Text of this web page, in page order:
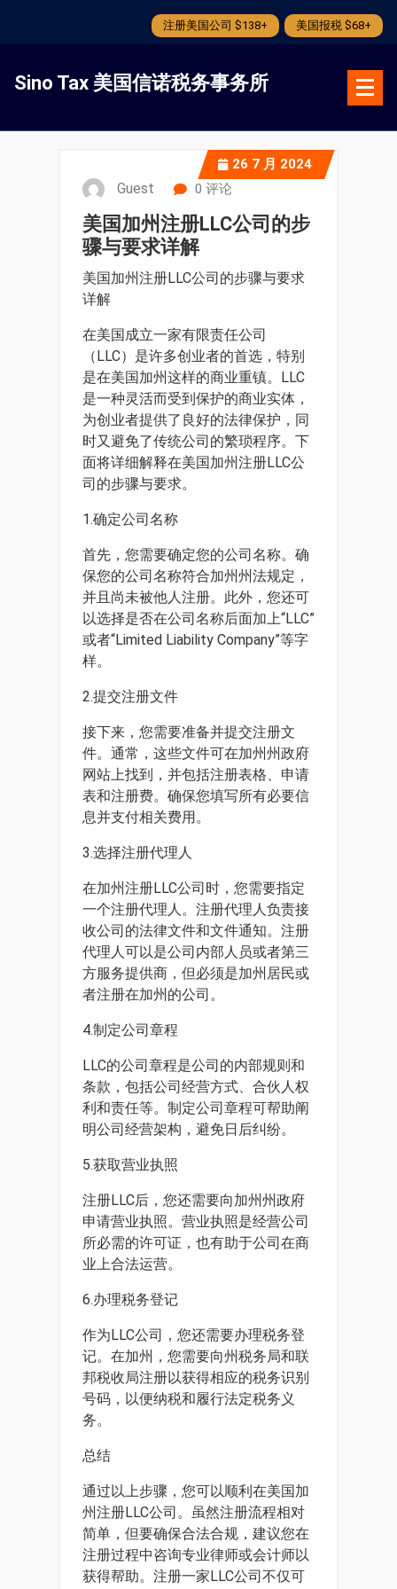
注册美国公司 $138+ 美国报税 $68+
Sino Tax 美国信诺税务事务所
26 7 月 2024
Guest 0 评论
美国加州注册LLC公司的步
骤与要求详解
美国加州注册LLC公司的步骤与要求
详解
在美国成立一家有限责任公司
（LLC）是许多创业者的首选，特别
是在美国加州这样的商业重镇。LLC
是一种灵活而受到保护的商业实体，
为创业者提供了良好的法律保护，同
时又避免了传统公司的繁琐程序。下
面将详细解释在美国加州注册LLC公
司的步骤与要求。
1.确定公司名称
首先，您需要确定您的公司名称。确
保您的公司名称符合加州州法规定，
并且尚未被他人注册。此外，您还可
以选择是否在公司名称后面加上“LLC”
或者“Limited Liability Company”等字
样。
2.提交注册文件
接下来，您需要准备并提交注册文
件。通常，这些文件可在加州州政府
网站上找到，并包括注册表格、申请
表和注册费。确保您填写所有必要信
息并支付相关费用。
3.选择注册代理人
在加州注册LLC公司时，您需要指定
一个注册代理人。注册代理人负责接
收公司的法律文件和文件通知。注册
代理人可以是公司内部人员或者第三
方服务提供商，但必须是加州居民或
者注册在加州的公司。
4.制定公司章程
LLC的公司章程是公司的内部规则和
条款，包括公司经营方式、合伙人权
利和责任等。制定公司章程可帮助阐
明公司经营架构，避免日后纠纷。
5.获取营业执照
注册LLC后，您还需要向加州州政府
申请营业执照。营业执照是经营公司
所必需的许可证，也有助于公司在商
业上合法运营。
6.办理税务登记
作为LLC公司，您还需要办理税务登
记。在加州，您需要向州税务局和联
邦税收局注册以获得相应的税务识别
号码，以便纳税和履行法定税务义
务。
总结
通过以上步骤，您可以顺利在美国加
州注册LLC公司。虽然注册流程相对
简单，但要确保合法合规，建议您在
注册过程中咨询专业律师或会计师以
获得帮助。注册一家LLC公司不仅可